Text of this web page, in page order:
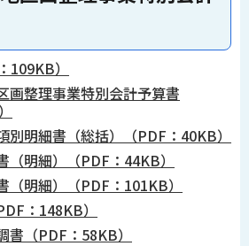
109KB）
画整理事業特別会計予算書
別明細書（総括）（PDF：40KB）
（明細）（PDF：44KB）
（明細）（PDF：101KB）
：148KB）
書（PDF：58KB）